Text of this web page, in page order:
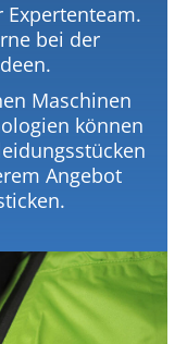
Expertenteam.
bei der
Maschinen
können
Angebot